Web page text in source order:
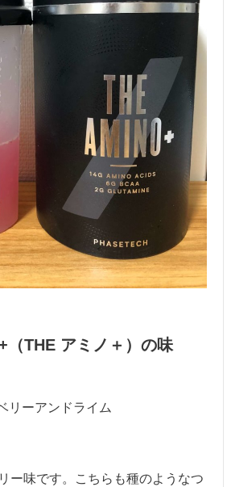
（THE アミノ＋）の味
リーアンドライム
ー味です。こちらも種のようなつ